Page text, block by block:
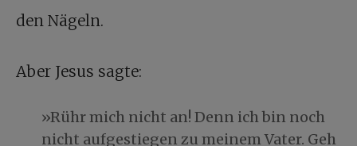
den Nägeln.
Aber Jesus sagte:
»Rühr mich nicht an! Denn ich bin noch
nicht aufgestiegen zu meinem Vater. Geh